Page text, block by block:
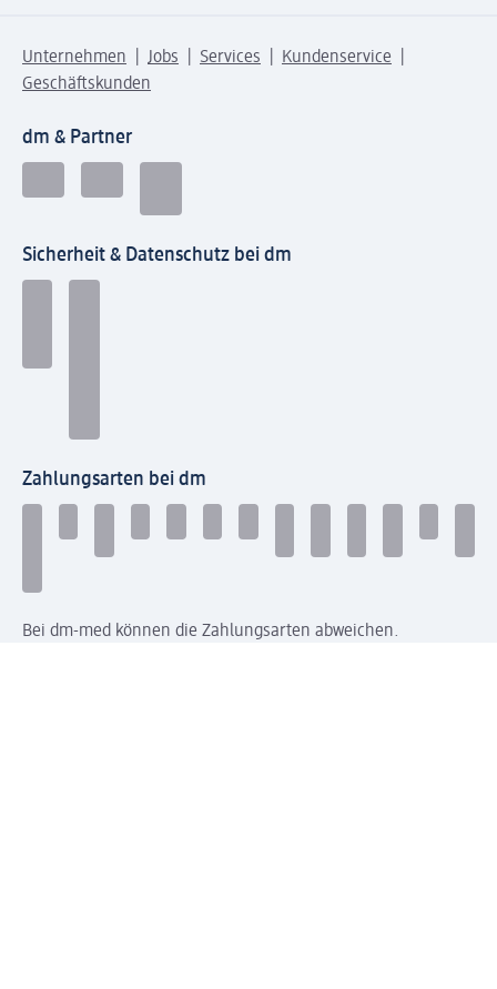
Unternehmen Jobs Services
Kundenservice
Geschäftskunden
dm & Partner
Sicherheit & Datenschutz bei dm
Zahlungsarten bei dm
Bei dm-med können die Zahlungsarten abweichen.